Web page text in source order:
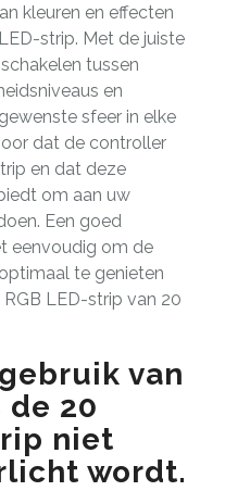
kleuren en effecten
strip. Met de juiste
tussen
en
sfeer in elke
dat de controller
en dat deze
om aan uw
Een goed
eenvoudig om de
te genieten
LED-strip van 20
van
20
niet
wordt.